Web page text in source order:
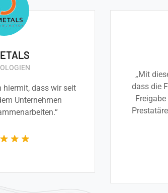
hiermit, dass wir seit
Unternehmen
„Mit
dass die